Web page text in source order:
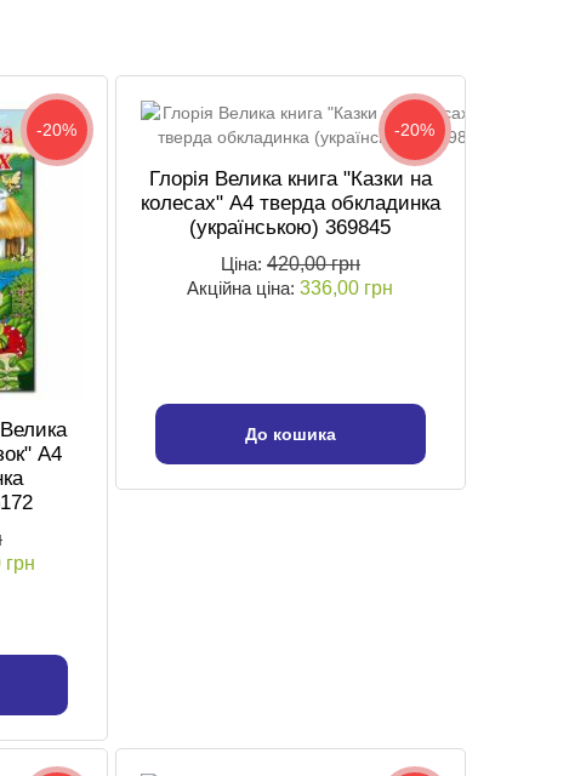
-20%
А4
-20%
Глорія Велика книга "Казки на
колесах" А4 тверда обкладинка
(українською) 369845
Ціна: 420,00 грн
Акційна ціна:336,00 грн
До кошика